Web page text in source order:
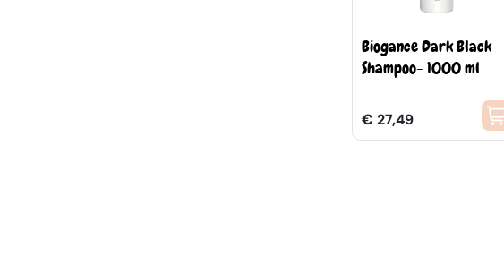
Biogance Dark Black
Shampoo- 1000 ml
€ 27,49